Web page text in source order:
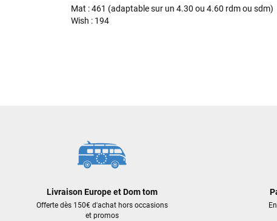
Mat : 461 (adaptable sur un 4.30 ou 4.60 rdm ou sdm)
Wish : 194
Livraison Europe et Dom tom
Offerte dès 150€ d'achat hors occasions
et promos